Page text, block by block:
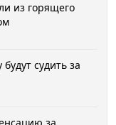
из горящего
судить за